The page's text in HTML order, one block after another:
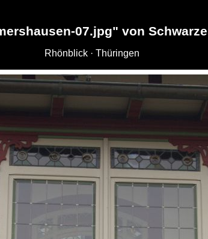
07.jpg" von
Rhönblick · Thüringen